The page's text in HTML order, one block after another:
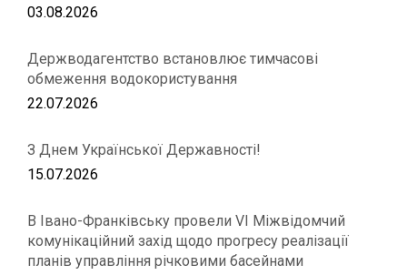
03.08.2026
Держводагентство встановлює тимчасові
обмеження водокористування
22.07.2026
З Днем Української Державності!
15.07.2026
В Івано-Франківську провели VІ Міжвідомчий
комунікаційний захід щодо прогресу реалізації
планів управління річковими басейнами